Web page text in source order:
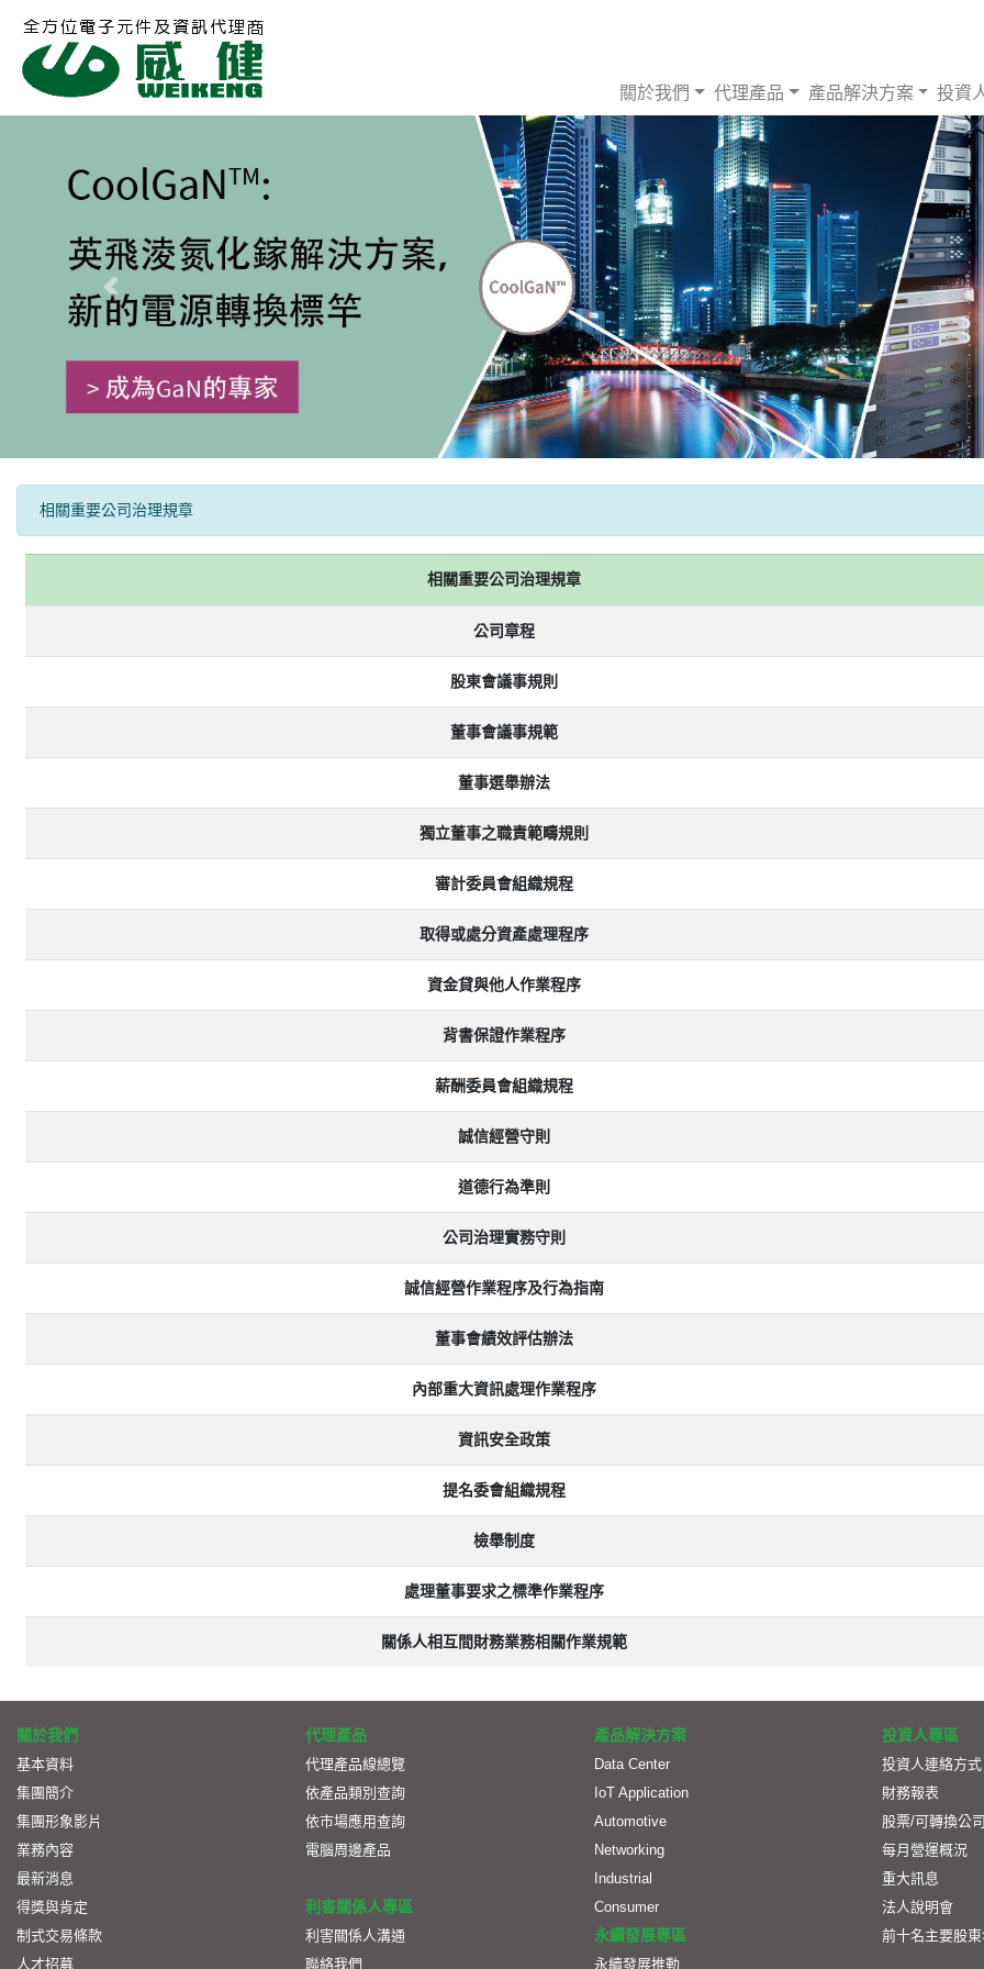
關於我們 代理產品 產品解決方案 投資
Previous
相關重要公司治理規章
相關重要公司治理規章
公司章程
股東會議事規則
董事會議事規範
董事選舉辦法
獨立董事之職責範疇規則
審計委員會組織規程
取得或處分資產處理程序
資金貸與他人作業程序
背書保證作業程序
薪酬委員會組織規程
誠信經營守則
道德行為準則
公司治理實務守則
誠信經營作業程序及行為指南
董事會績效評估辦法
內部重大資訊處理作業程序
資訊安全政策
提名委會組織規程
檢舉制度
處理董事要求之標準作業程序
關係人相互間財務業務相關作業規範
關於我們
基本資料
集團簡介
集團形象影片
業務內容
最新消息
得獎與肯定
制式交易條款
人才招募
代理產品
代理產品線總覽
依產品類別查詢
依市場應用查詢
電腦周邊產品
利害關係人專區
利害關係人溝通
聯絡我們
產品解決方案
Data Center
IoT Application
Automotive
Networking
Industrial
Consumer
永續發展專區
永續發展推動
投資人專區
投資人連絡方式
財務報表
股票/可轉換公
每月營運概況
重大訊息
法人說明會
前十名主要股